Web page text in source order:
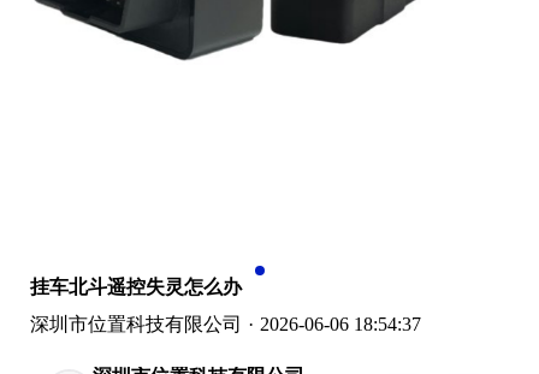
挂车北斗遥控失灵怎么办
深圳市位置科技有限公司 · 2026-06-06 18:54:37